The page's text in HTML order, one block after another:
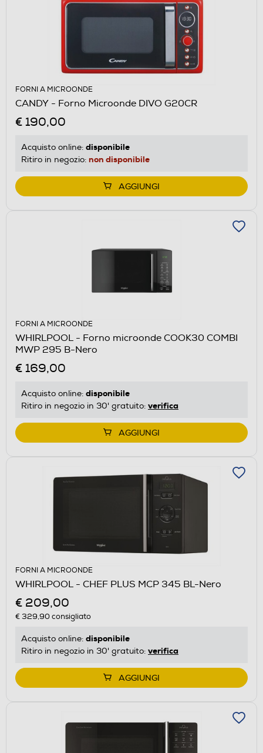
FORNI A MICROONDE
CANDY - Forno Microonde DIVO G20CR
€ 190,00
Acquisto online: disponibile
Ritiro in negozio: non disponibile
AGGIUNGI
FORNI A MICROONDE
WHIRLPOOL - Forno microonde COOK30 COMBI
MWP 295 B-Nero
€ 169,00
Acquisto online: disponibile
Ritiro in negozio in 30' gratuito: verifica
AGGIUNGI
FORNI A MICROONDE
WHIRLPOOL - CHEF PLUS MCP 345 BL-Nero
€ 209,00
€ 329,90consigliato
Acquisto online: disponibile
Ritiro in negozio in 30' gratuito: verifica
AGGIUNGI